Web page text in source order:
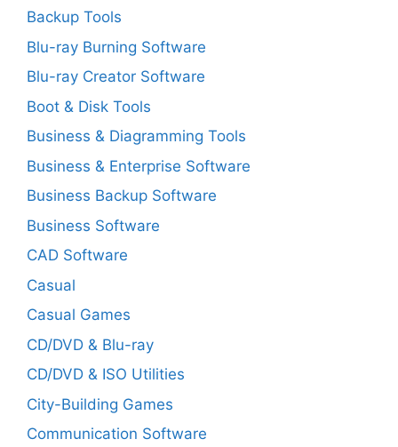
Backup Tools
Blu-ray Burning Software
Blu-ray Creator Software
Boot & Disk Tools
Business & Diagramming Tools
Business & Enterprise Software
Business Backup Software
Business Software
CAD Software
Casual
Casual Games
CD/DVD & Blu-ray
CD/DVD & ISO Utilities
City-Building Games
Communication Software